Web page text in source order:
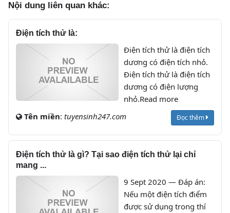
Nội dung liên quan khác:
Điện tích thử là:
Điện tích thử là điện tích
dương có điện tích nhỏ.
Điện tích thử là điện tích
dương có điện lượng
nhỏ.Read more
Tên miền: tuyensinh247.com Đọc thêm
Điện tích thử là gì? Tại sao điện tích thử lại chỉ
mang ...
9 Sept 2020 — Đáp án:
Nếu một điện tích điểm
được sử dụng trong thí